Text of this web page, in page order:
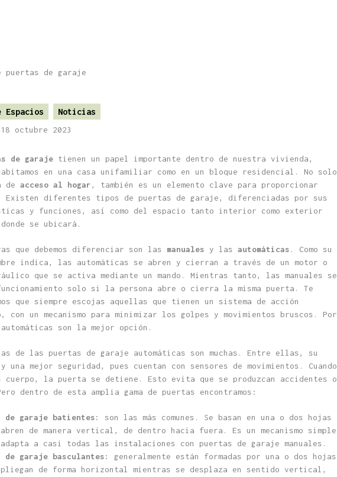
Espacios Noticias
18 octubre 2023
de garaje tienen un papel importante dentro de nuestra vivienda,
en una casa unifamiliar como en un bloque residencial. No solo
de acceso al hogar, también es un elemento clave para proporcionar
Existen diferentes tipos de puertas de garaje, diferenciadas por sus
y funciones, así como del espacio tanto interior como exterior
se ubicará.
que debemos diferenciar son las manuales y las automáticas . Como su
indica, las automáticas se abren y cierran a través de un motor o
que se activa mediante un mando. Mientras tanto, las manuales se
solo si la persona abre o cierra la misma puerta. Te
que siempre escojas aquellas que tienen un sistema de acción
con un mecanismo para minimizar los golpes y movimientos bruscos. Por
son la mejor opción.
de las puertas de garaje automáticas son muchas. Entre ellas, su
mejor seguridad, pues cuentan con sensores de movimientos. Cuando
cuerpo, la puerta se detiene. Esto evita que se produzcan accidentes o
dentro de esta amplia gama de puertas encontramos:
de garaje batientes:
son las más comunes. Se basan en una o dos hojas
de manera vertical, de dentro hacia fuera. Es un mecanismo simple
a casi todas las instalaciones con puertas de garaje manuales.
de garaje basculantes:
generalmente están formadas por una o dos hojas
pliegan de forma horizontal mientras se desplaza en sentido vertical,